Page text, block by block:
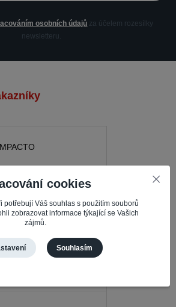
osobních údajů za účelem rozesílky
newsletteru.
Bohumín
cookies
potřebují Váš souhlas s použitím souborů
zobrazovat informace týkající se Vašich
zájmů.
Souhlasím